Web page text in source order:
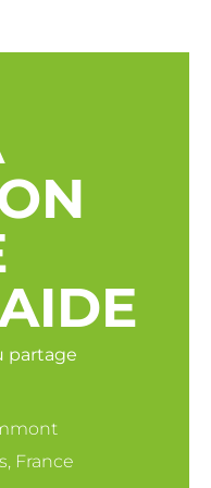
partage
France